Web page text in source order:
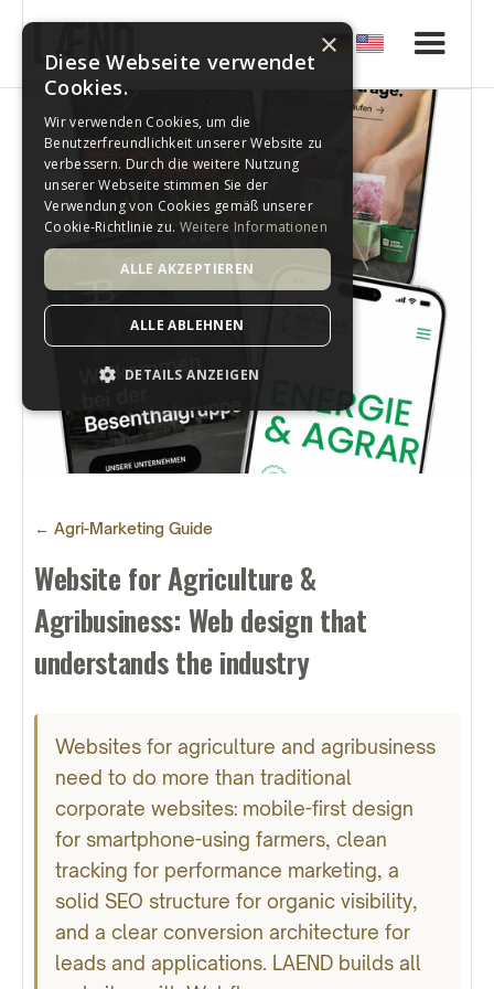
← Agri-Marketing Guide
Website for Agriculture &
Agribusiness: Web design that
understands the industry
Websites for agriculture and agribusiness
need to do more than traditional
corporate websites: mobile-first design
for smartphone-using farmers, clean
tracking for performance marketing, a
solid SEO structure for organic visibility,
and a clear conversion architecture for
leads and applications. LAEND builds all
×
Diese Webseite verwendet
Cookies.
Wir verwenden Cookies, um die
Benutzerfreundlichkeit unserer Website zu
verbessern. Durch die weitere Nutzung
unserer Webseite stimmen Sie der
Verwendung von Cookies gemäß unserer
Cookie-Richtlinie zu. Weitere Informationen
ALLE AKZEPTIEREN
ALLE ABLEHNEN
DETAILS ANZEIGEN